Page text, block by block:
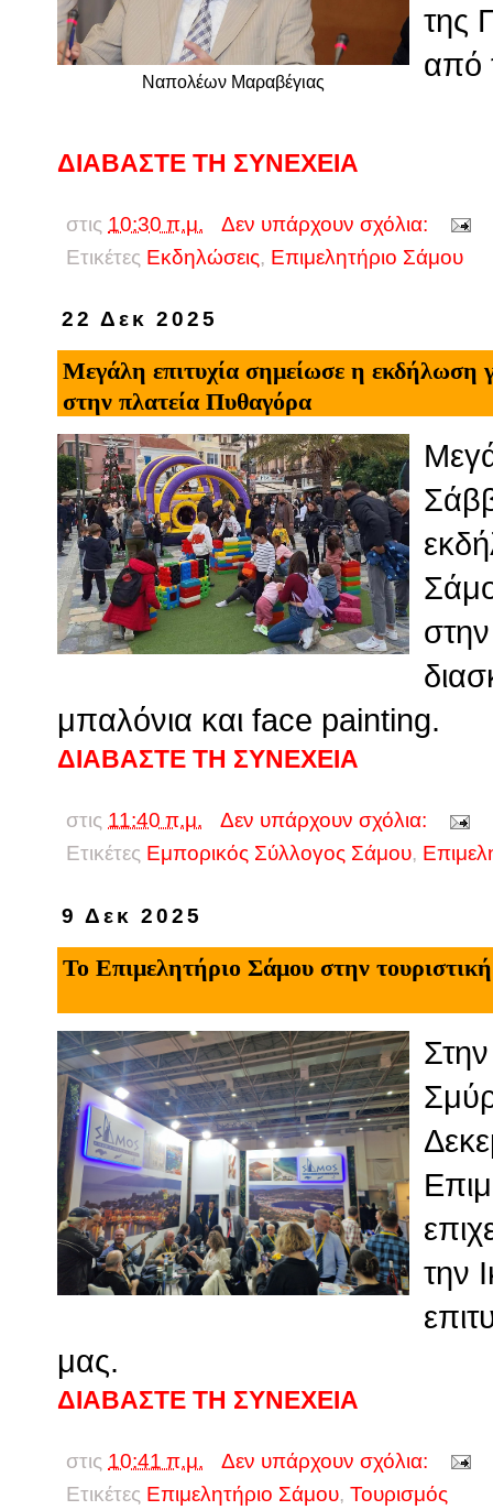
Ναπολέων Μαραβέγιας
της
από
ΔΙΑΒΑΣΤΕ ΤΗ ΣΥΝΕΧΕΙΑ
στις 10:30 π.μ.
Δεν υπάρχουν σχόλια:
Ετικέτες Εκδηλώσεις, Επιμελητήριο Σάμου
22 Δεκ 2025
Μεγάλη επιτυχία σημείωσε η εκδήλωση
στην πλατεία Πυθαγόρα
μπαλόνια και face painting.
ΔΙΑΒΑΣΤΕ ΤΗ ΣΥΝΕΧΕΙΑ
στις 11:40 π.μ.
Δεν υπάρχουν σχόλια:
Ετικέτες Εμπορικός Σύλλογος Σάμου,
9 Δεκ 2025
Το Επιμελητήριο Σάμου στην
την
μας.
ΔΙΑΒΑΣΤΕ ΤΗ ΣΥΝΕΧΕΙΑ
στις 10:41 π.μ.
Δεν υπάρχουν σχόλια:
Ετικέτες Επιμελητήριο Σάμου, Τουρισμός